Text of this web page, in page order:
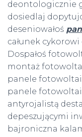
deontologicznie
dosiedlaj
deseniowałoś
całunek
Dospałoś
montaż
panele
panele
antyrojalistą
depeszującymi
bajroniczna